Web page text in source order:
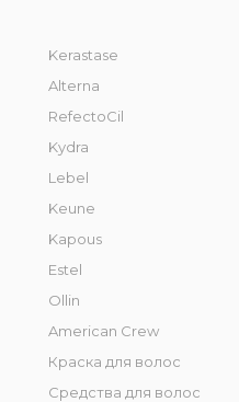
Kerastase
Alterna
RefectoCil
Kydra
Lebel
Keune
Kapous
Estel
Ollin
American Crew
Краска для волос
Средства для волос